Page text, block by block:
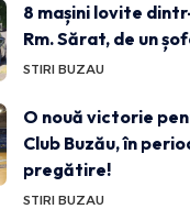
8 mașini lovite
Rm. Sărat, de un
STIRI BUZAU
O nouă victorie
Club Buzău, în
pregătire!
STIRI BUZAU